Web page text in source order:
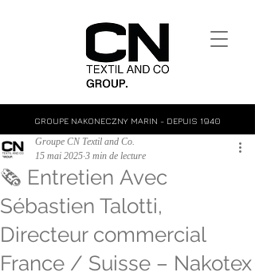
GROUPE NAKONECZNY MARIN - DEPUIS 1940
🗞️ Entretien Avec
Sébastien Talotti,
Directeur commercial
France / Suisse – Nakotex
Groupe CN Textil and Co.
15 mai 2025 3 min de lecture